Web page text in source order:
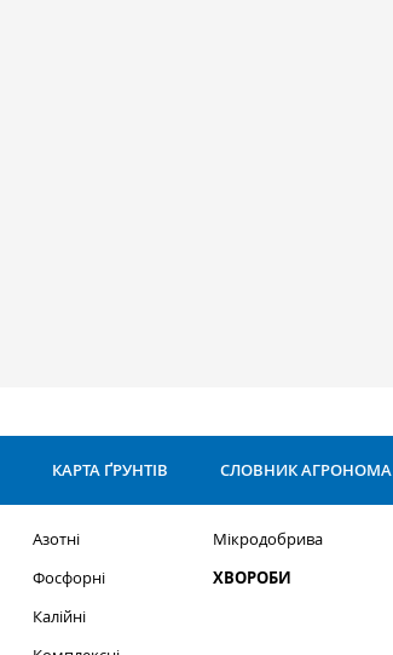
КАРТА ҐРУНТІВ СЛОВНИК АГРОНОМА
Азотні
Фосфорні
Калійні
Мікродобрива
ХВОРОБИ